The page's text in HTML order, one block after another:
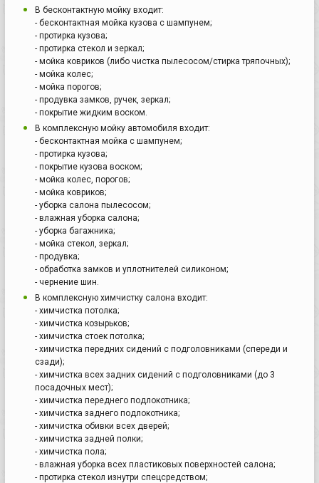
В бесконтактную мойку входит:
- бесконтактная мойка кузова с шампунем;
- протирка кузова;
- протирка стекол и зеркал;
- мойка ковриков (либо чистка пылесосом/стирка тряпочных);
- мойка колес;
- мойка порогов;
- продувка замков, ручек, зеркал;
- покрытие жидким воском.
В комплексную мойку автомобиля входит:
- бесконтактная мойка с шампунем;
- протирка кузова;
- покрытие кузова воском;
- мойка колес, порогов;
- мойка ковриков;
- уборка салона пылесосом;
- влажная уборка салона;
- уборка багажника;
- мойка стекол, зеркал;
- продувка;
- обработка замков и уплотнителей силиконом;
- чернение шин.
В комплексную химчистку салона входит:
- химчистка потолка;
- химчистка козырьков;
- химчистка стоек потолка;
- химчистка передних сидений с подголовниками (спереди и
сзади);
- химчистка всех задних сидений с подголовниками (до 3
посадочных мест);
- химчистка переднего подлокотника;
- химчистка заднего подлокотника;
- химчистка обивки всех дверей;
- химчистка задней полки;
- химчистка пола;
- влажная уборка всех пластиковых поверхностей салона;
- протирка стекол изнутри спецсредством;